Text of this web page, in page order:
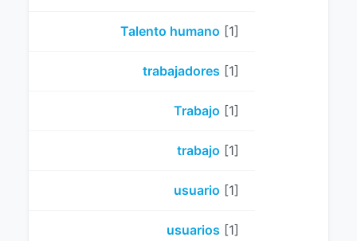
Talento humano [1]
trabajadores [1]
Trabajo [1]
trabajo [1]
usuario [1]
usuarios [1]